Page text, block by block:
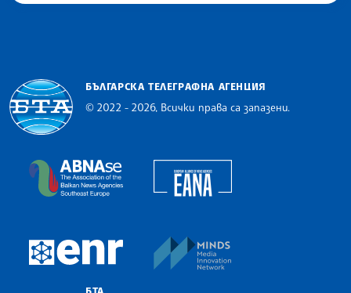
БЪЛГАРСКА ТЕЛЕГРАФНА АГЕНЦИЯ
© 2022 - 2026, Всички права са запазени.
The Assocoation of the Balkan News Agencies
European Newsroom
БТА